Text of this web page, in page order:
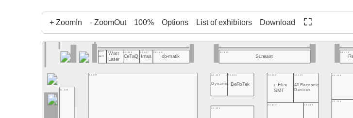
+ ZoomIn - ZoomOut 100% Options List of exhibitors Download
A3.335
A3.355
A3.343 A3.339
A3.377
A3.480
A3.450
e-Flex
SMT
A3.446
AB Electronic
Devices
A3.436
A3.458
Dynamic
A3.454
BeRoTek
A3.477
ASMPT
Watt
Laser
A3.469
CeTaQ
A3.467
Irnas
A3.465
db-matik
A3.451
Suneast
A3.431